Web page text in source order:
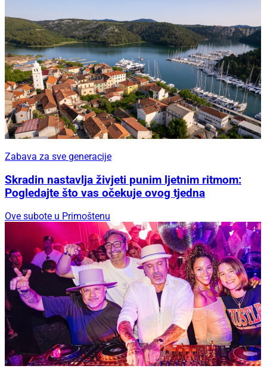
Zabava za sve generacije
Skradin nastavlja živjeti punim ljetnim ritmom:
Pogledajte što vas očekuje ovog tjedna
Ove subote u Primoštenu